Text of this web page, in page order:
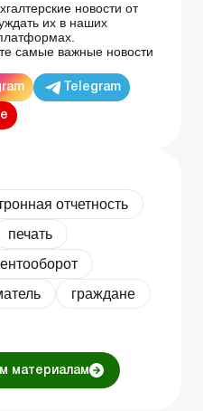
новости от
их в наших
самые важные новости
Telegram
отчетность
печать
граждане
материалам